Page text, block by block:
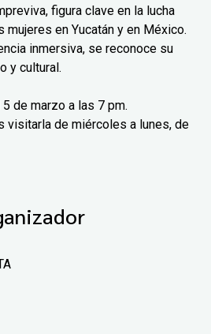
figura clave en la lucha
en Yucatán y en México.
inmersiva, se reconoce su
y cultural.
de marzo a las 7 pm.
visitarla de miércoles a lunes, de